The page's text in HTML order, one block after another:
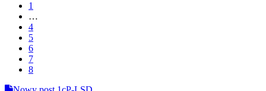
1
…
4
5
6
7
8